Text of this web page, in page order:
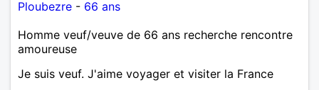
Ploubezre - 66 ans
Homme veuf/veuve de 66 ans recherche rencontre
amoureuse
Je suis veuf. J'aime voyager et visiter la France